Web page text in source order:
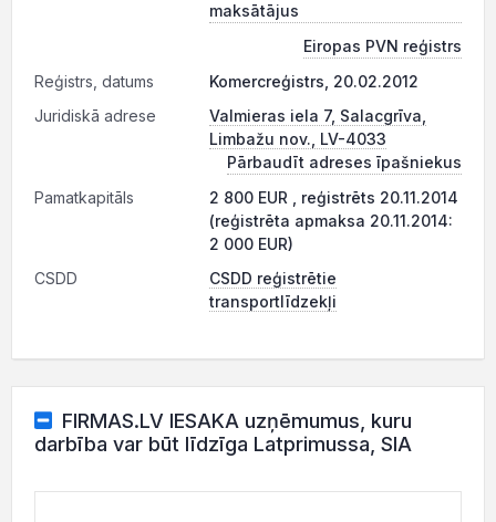
maksātājus
Eiropas PVN reģistrs
Reģistrs, datums
Komercreģistrs, 20.02.2012
Juridiskā adrese
Valmieras iela 7, Salacgrīva,
Limbažu nov., LV-4033
Pārbaudīt adreses īpašniekus
Pamatkapitāls
2 800 EUR , reģistrēts 20.11.2014
(reģistrēta apmaksa 20.11.2014:
2 000 EUR)
CSDD
CSDD reģistrētie
transportlīdzekļi
FIRMAS.LV IESAKA uzņēmumus, kuru
darbība var būt līdzīga Latprimussa, SIA